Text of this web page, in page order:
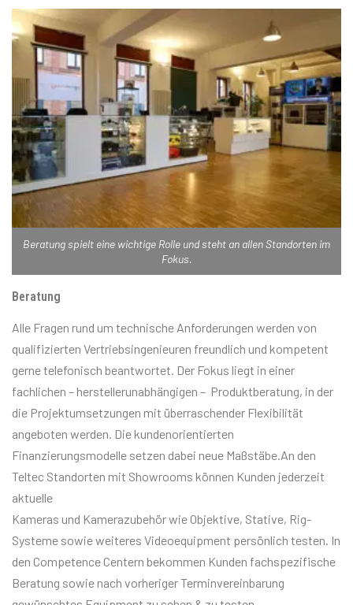
Beratung spielt eine wichtige Rolle und steht an allen Standorten im
Fokus.
Beratung
Alle Fragen rund um technische Anforderungen werden von
qualifizierten Vertriebsingenieuren freundlich und kompetent
gerne telefonisch beantwortet. Der Fokus liegt in einer
fachlichen – herstellerunabhängigen – Produktberatung, in der
die Projektumsetzungen mit überraschender Flexibilität
angeboten werden. Die kundenorientierten
Finanzierungsmodelle setzen dabei neue Maßstäbe.An den
Teltec Standorten mit Showrooms können Kunden jederzeit
aktuelle
Kameras und Kamerazubehör wie Objektive, Stative, Rig-
Systeme sowie weiteres Videoequipment persönlich testen. In
den Competence Centern bekommen Kunden fachspezifische
Beratung sowie nach vorheriger Terminvereinbarung